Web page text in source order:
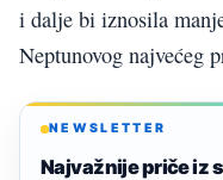
i dalje bi iznosila
Neptunovog najvećeg
NEWSLETTER
Najvažnije priče iz